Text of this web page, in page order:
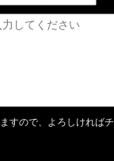
すので、よろしければ